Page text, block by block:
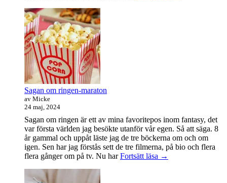
Sagan om ringen-maraton
av Micke
24 maj, 2024
Sagan om ringen är ett av mina favoritepos inom fantasy, det
var första världen jag besökte utanför vår egen. Så att säga. 8
år gammal och uppåt läste jag de tre böckerna om och om
igen. Sen har jag förstås sett de tre filmerna, på bio och flera
flera gånger om på tv. Nu harFortsätt läsa Sagan
→